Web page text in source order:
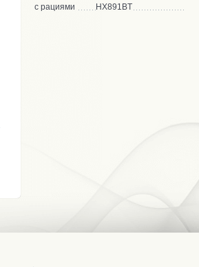
с рациями
HX891BT